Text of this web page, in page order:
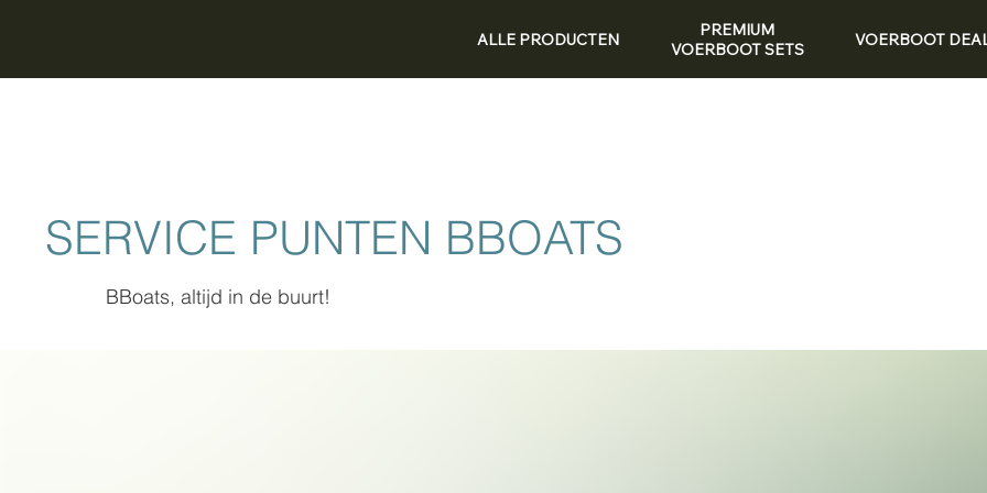
ALLE PRODUCTEN
PREMIUM
VOERBOOT SETS
VOERBOOT
SERVICE PUNTEN BBOATS
BBoats, altijd in de buurt!